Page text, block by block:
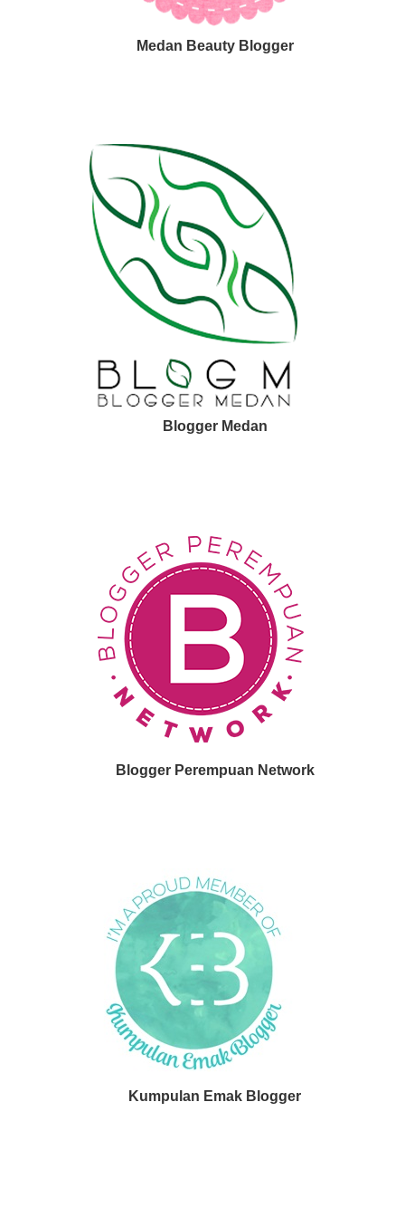
Medan Beauty Blogger
Blogger Medan
Blogger Perempuan Network
Kumpulan Emak Blogger